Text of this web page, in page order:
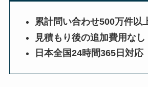
累計問い合わせ500万件以
見積もり後の追加費用なし
日本全国24時間365日対応